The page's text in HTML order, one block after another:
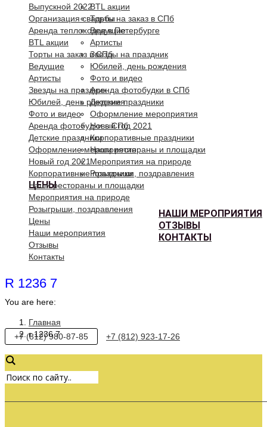
BTL акции
Торты на заказ в СПб
Ведущие
Артисты
Звезды на праздник
Юбилей, день рождения
Фото и видео
Аренда фотобудки в СПб
Детские праздники
Оформление мероприятия
Новый год 2021
Корпоративные праздники
Наши рестораны и площадки
Мероприятия на природе
Розыгрыши, поздравления
ЦЕНЫ
НАШИ МЕРОПРИЯТИЯ
ОТЗЫВЫ
КОНТАКТЫ
Выпускной 2022
Организация свадьбы
Аренда теплоходов в Петербурге
BTL акции
Торты на заказ в СПб
Ведущие
Артисты
Звезды на праздник
Юбилей, день рождения
Фото и видео
Аренда фотобудки в СПб
Детские праздники
Оформление мероприятия
Новый год 2021
Корпоративные праздники
Наши рестораны и площадки
Мероприятия на природе
Розыгрыши, поздравления
Цены
Наши мероприятия
Отзывы
Контакты
R 1236 7
You are here:
Главная
r 1236 7
+7 (812) 980-87-85 +7 (812) 923-17-26